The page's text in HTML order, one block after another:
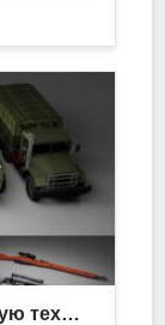
Morningstar War - мод на военную технику 1.20, 1.19